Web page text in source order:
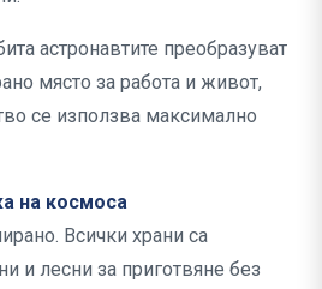
астронавтите преобразуват
място за работа и живот,
се използва максимално
на космоса
Всички храни са
и лесни за приготвяне без